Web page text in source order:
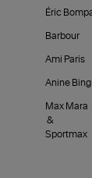
Éric
Barbour
Ami Paris
Anine Bing
Max Mara
&
Sportmax